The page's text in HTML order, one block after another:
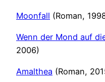
Moonfall (Roman,
Wenn der Mond auf
2006)
Amalthea (Roman,